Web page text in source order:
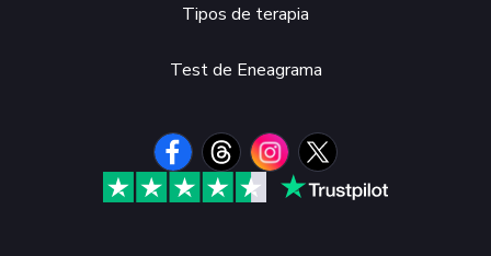
Tipos de terapia
Test de Eneagrama